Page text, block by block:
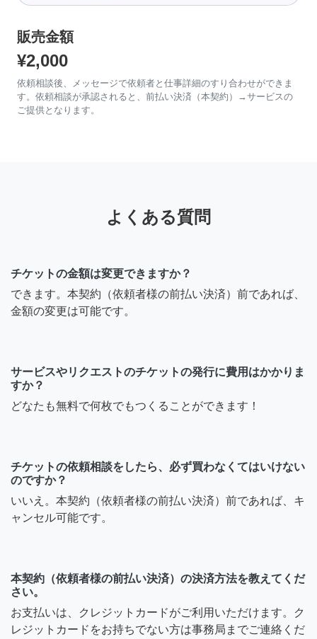
販売金額
¥2,000
依頼相談後、メッセージで依頼者と仕事詳細のすり合わせができま
す。依頼相談が承認されると、前払い決済（本契約）→サービスの
ご提供となります。
よくある質問
チケットの金額は変更できますか？
できます。本契約（依頼者様の前払い決済）前であれば、
金額の変更は可能です。
サービスやリクエストのチケットの発行に費用はかかりま
すか？
どなたも無料で何枚でもつくることができます！
チケットの依頼相談をしたら、必ず買わなくてはいけない
のですか？
いいえ。本契約（依頼者様の前払い決済）前であれば、キ
ャンセル可能です。
本契約（依頼者様の前払い決済）の決済方法を教えてくだ
さい。
お支払いは、クレジットカードがご利用いただけます。ク
レジットカードをお持ちでない方は事務局までご連絡くだ